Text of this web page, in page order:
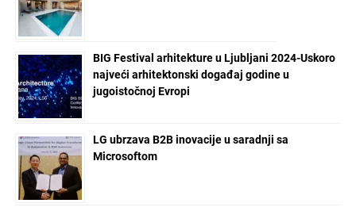
BIG Festival arhitekture u Ljubljani 2024-Uskoro
najveći arhitektonski događaj godine u
jugoistočnoj Evropi
LG ubrzava B2B inovacije u saradnji sa
Microsoftom